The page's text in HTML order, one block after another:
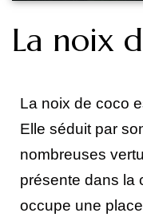
La noix
La noix de coco
Elle séduit par
nombreuses
présente dans la
occupe une